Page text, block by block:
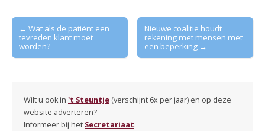
Post
navigation
← Wat als de patiënt een
tevreden klant moet
worden?
Nieuwe coalitie houdt
rekening met mensen met
een beperking →
Wilt u ook in 't Steuntje (verschijnt 6x per jaar) en op deze
website adverteren?
Informeer bij het Secretariaat.